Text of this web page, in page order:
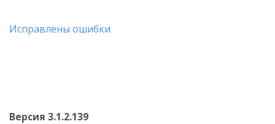
Исправлены ошибки
Версия 3.1.2.139